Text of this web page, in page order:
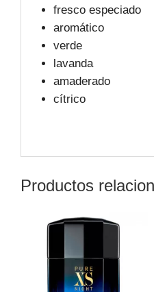
fresco especiado
aromático
verde
lavanda
amaderado
cítrico
Productos